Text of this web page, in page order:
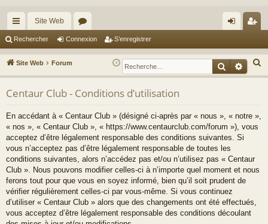
cc
ès
ra
pi
Site Web
or
u
m
s
ne
xi
nr
eg
r
Rechercher Connexion S’enregistrer
Site Web Forum
e
Centaur Club - Conditions d’utilisation
En accédant à « Centaur Club » (désigné ci-après par « nous », « notre »,
« nos », « Centaur Club », « https://www.centaurclub.com/forum »), vous
acceptez d’être légalement responsable des conditions suivantes. Si
vous n’acceptez pas d’être légalement responsable de toutes les
conditions suivantes, alors n’accédez pas et/ou n’utilisez pas « Centaur
Club ». Nous pouvons modifier celles-ci à n’importe quel moment et nous
ferons tout pour que vous en soyez informé, bien qu’il soit prudent de
vérifier régulièrement celles-ci par vous-même. Si vous continuez
d’utiliser « Centaur Club » alors que des changements ont été effectués,
vous acceptez d’être légalement responsable des conditions découlant